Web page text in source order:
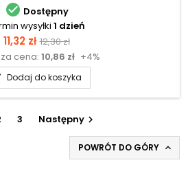
 Dostępny
wysyłki 1 dzień
Cena
11,32 zł Cena
podstawowa
12,30 zł
cena: 10,86 zł +4%
Dodaj do koszyka
3 Następny
POWRÓT DO GÓRY 